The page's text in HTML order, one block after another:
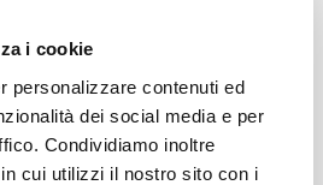
i cookie
personalizzare contenuti ed
dei social media e per
Condividiamo inoltre
cui utilizzi il nostro sito con i